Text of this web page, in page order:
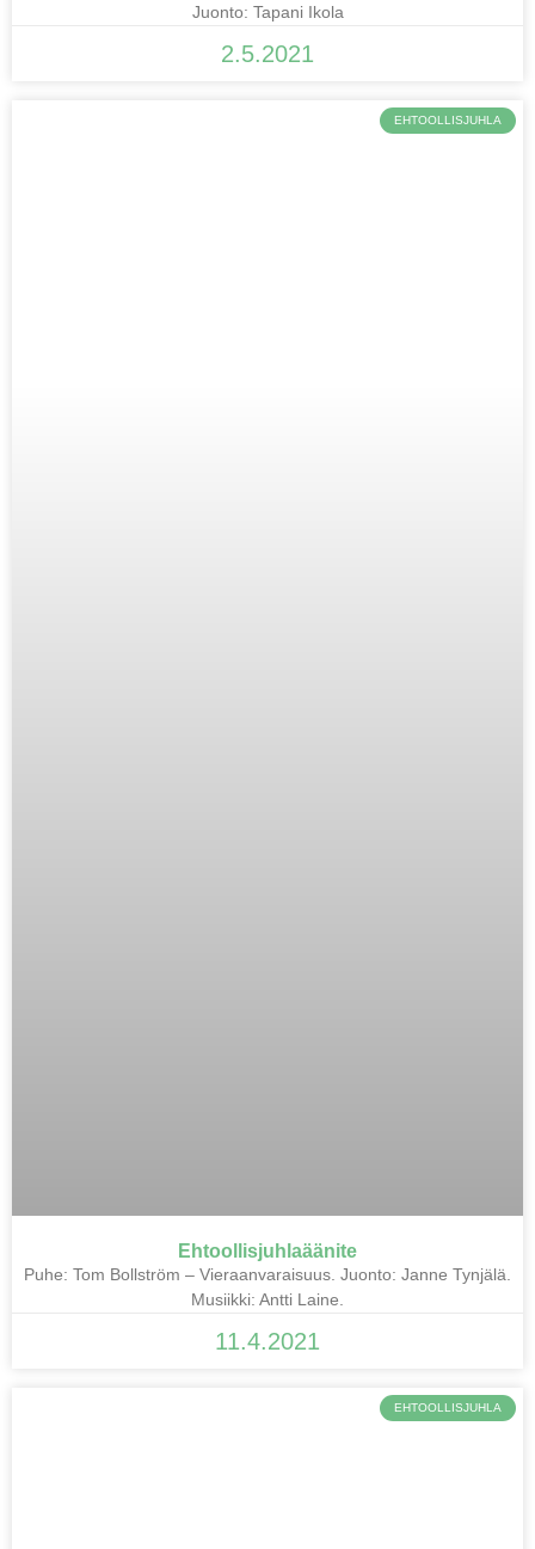
Juonto: Tapani Ikola
2.5.2021
EHTOOLLISJUHLA
Ehtoollisjuhlaäänite
Puhe: Tom Bollström – Vieraanvaraisuus. Juonto: Janne Tynjälä.
Musiikki: Antti Laine.
11.4.2021
EHTOOLLISJUHLA